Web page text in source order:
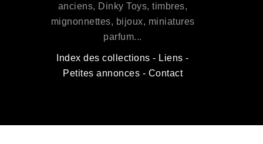
anciens, Dinky Toys, timbres,
mignonnettes, bijoux, miniatures
parfum...
Index des collections - Liens -
Petites annonces - Contact